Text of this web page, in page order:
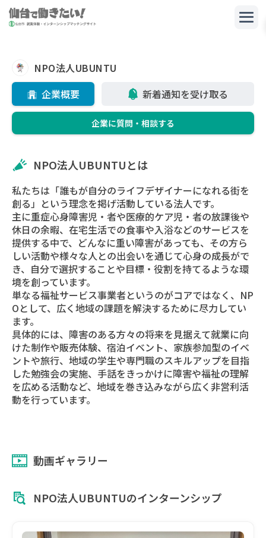
NPO法人UBUNTU
企業概要
新着通知を受け取る
企業に質問・相談する
NPO法人UBUNTUとは
私たちは「誰もが自分のライフデザイナーになれる街を
創る」という理念を掲げ活動している法人です。
主に重症心身障害児・者や医療的ケア児・者の放課後や
休日の余暇、在宅生活での食事や入浴などのサービスを
提供する中で、どんなに重い障害があっても、その方ら
しい活動や様々な人との出会いを通じて心身の成長がで
き、自分で選択することや目標・役割を持てるような環
境を創っています。
単なる福祉サービス事業者というのがコアではなく、NP
Oとして、広く地域の課題を解決するために尽力してい
ます。
具体的には、障害のある方々の将来を見据えて就業に向
けた制作や販売体験、宿泊イベント、家族参加型のイベ
ントや旅行、地域の学生や専門職のスキルアップを目指
した勉強会の実施、手話をきっかけに障害や福祉の理解
を広める活動など、地域を巻き込みながら広く非営利活
動を行っています。
動画ギャラリー
NPO法人UBUNTUのインターンシップ